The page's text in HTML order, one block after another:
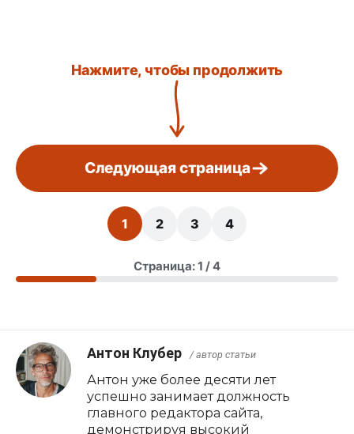
Нажмите, чтобы продолжить
Следующая страница
1 2 3 4
Страница: 1 / 4
Антон Клубер / автор статьи
Антон уже более десяти лет
успешно занимает должность
главного редактора сайта,
демонстрируя высокий